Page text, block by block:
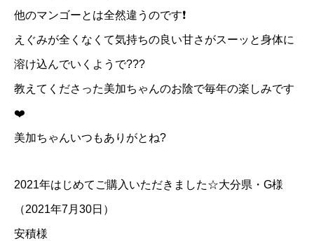
他のマンゴーとは全然違うのです❗️
えぐみが全くなくて気持ちの良い甘さがスーッと身体に
溶け込んでいくようで???
教えてくださった美加ちゃんのお陰で毎年の楽しみです
❤️
美加ちゃんいつもありがとね?
2021年はじめてご購入いただきました☆大分県・G様
（2021年7月30日）
安積様